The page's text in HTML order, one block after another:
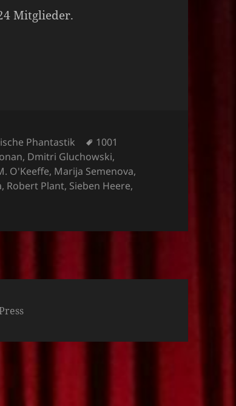
Mitglieder.
Phantastik Schlagwörter
1001
, Dmitri Gluchowski,
O'Keeffe, Marija Semenova,
, Robert Plant, Sieben Heere,